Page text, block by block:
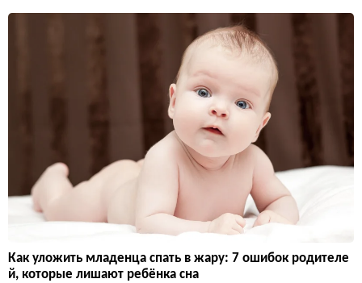
Как уложить младенца спать в жару: 7 ошибок родителе
й, которые лишают ребёнка сна